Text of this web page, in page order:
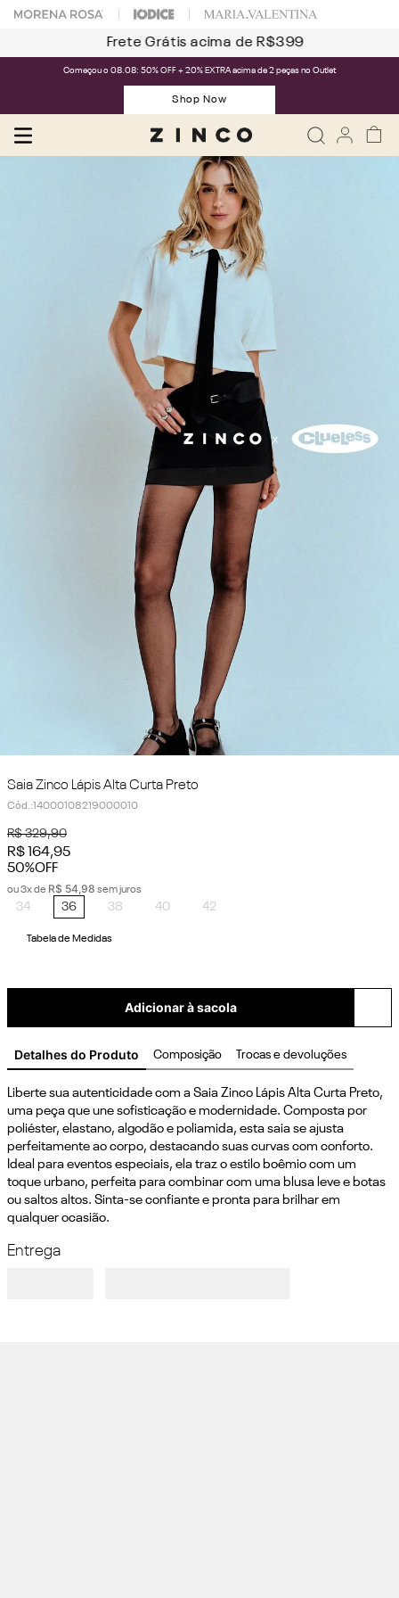
Frete Grátis acima de R$399
Começou o 08.08: 50% OFF + 20% EXTRA acima de 2 peças no Outlet
Shop Now
Saia Zinco Lápis Alta Curta Preto
Cód.:14000108219000010
R$ 329,90
R$ 164,95
50%OFF
ou3x de R$ 54,98 sem juros
34 36 38 40 42
Tabela de Medidas
Adicionar à sacola
Detalhes do Produto Composição Trocas e devoluções
Liberte sua autenticidade com a Saia Zinco Lápis Alta Curta Preto,
uma peça que une sofisticação e modernidade. Composta por
poliéster, elastano, algodão e poliamida, esta saia se ajusta
perfeitamente ao corpo, destacando suas curvas com conforto.
Ideal para eventos especiais, ela traz o estilo boêmio com um
toque urbano, perfeita para combinar com uma blusa leve e botas
ou saltos altos. Sinta-se confiante e pronta para brilhar em
qualquer ocasião.
Entrega